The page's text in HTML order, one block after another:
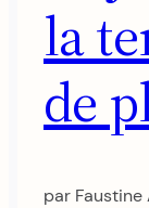
la
de
par Faustine